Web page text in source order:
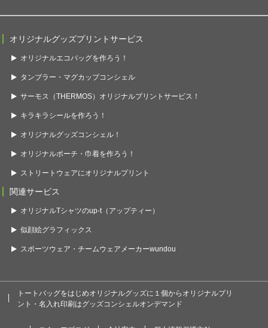
オリジナルグッズプリントサービス
オリジナルエコバッグを作ろう！
タンブラー・マグカップコンシェル
サーモス（THERMOS）オリジナルプリントサービス！
キラキラシールを作ろう！
オリジナルグッズコンシェル！
オリジナルポーチ・巾着を作ろう！
ストリートウェアにオリジナルプリント
関連サービス
オリジナルTシャツのup-t（アップティー）
似顔絵グラフィックス
スポーツウェア・チームウェアメーカーwundou
トートバッグをはじめオリジナルグッズに１個からオリジナルプリ
ント・名入れ印刷はグッズコンシェルオンデマンド